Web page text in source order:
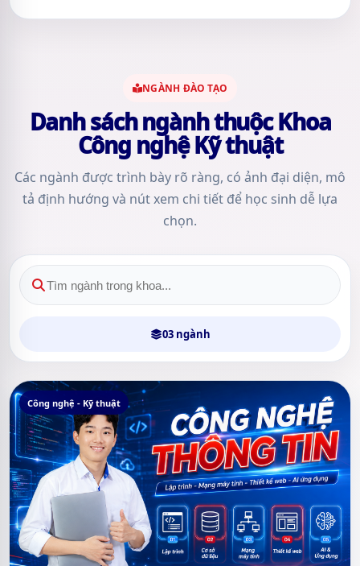
NGÀNH ĐÀO TẠO
Danh sách ngành thuộc Khoa
Công nghệ Kỹ thuật
Các ngành được trình bày rõ ràng, có ảnh đại diện, mô
tả định hướng và nút xem chi tiết để học sinh dễ lựa
chọn.
03 ngành
Công nghệ - Kỹ thuật